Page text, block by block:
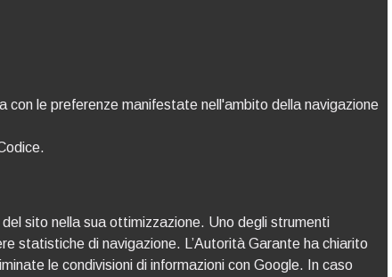
con le preferenze manifestate nell'ambito della navigazione
sito nella sua ottimizzazione. Uno degli strumenti
statistiche di navigazione. L’Autorità Garante ha chiarito
le condivisioni di informazioni con Google. In caso